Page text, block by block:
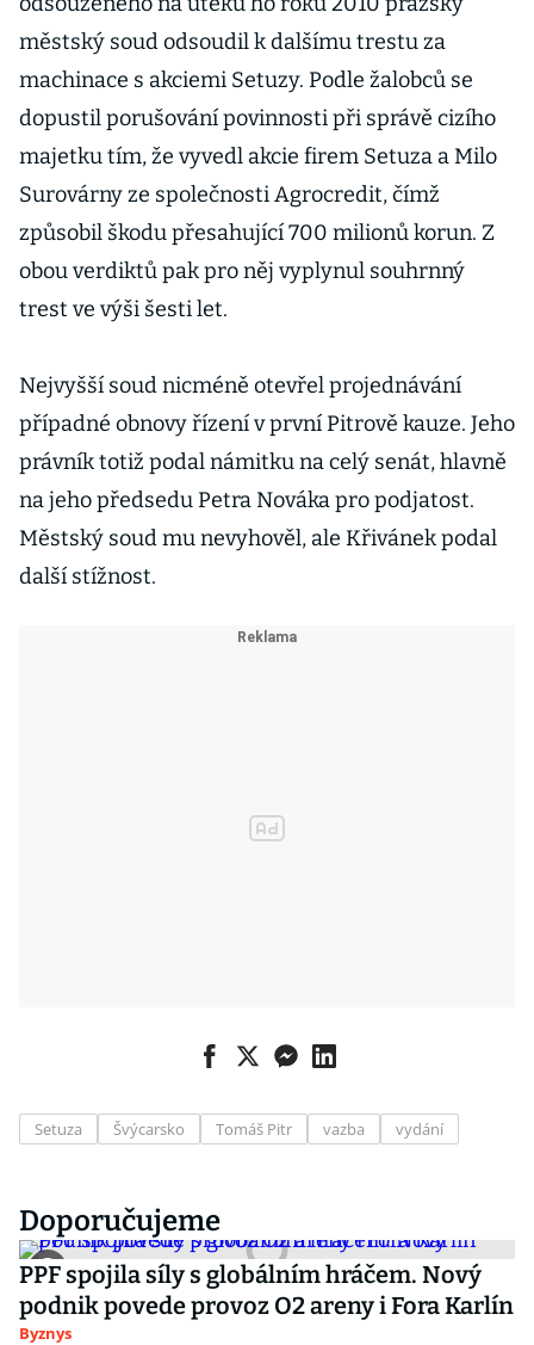
městský soud odsoudil k dalšímu trestu za
machinace s akciemi Setuzy. Podle žalobců se
dopustil porušování povinnosti při správě cizího
majetku tím, že vyvedl akcie firem Setuza a Milo
Surovárny ze společnosti Agrocredit, čímž
způsobil škodu přesahující 700 milionů korun. Z
obou verdiktů pak pro něj vyplynul souhrnný
trest ve výši šesti let.
Nejvyšší soud nicméně otevřel projednávání
případné obnovy řízení v první Pitrově kauze. Jeho
právník totiž podal námitku na celý senát, hlavně
na jeho předsedu Petra Nováka pro podjatost.
Městský soud mu nevyhověl, ale Křivánek podal
další stížnost.
Setuza Švýcarsko Tomáš Pitr vazba vydání
Doporučujeme
PPF spojila síly s globálním hráčem. Nový
podnik povede provoz O2 areny i Fora Karlín
Byznys